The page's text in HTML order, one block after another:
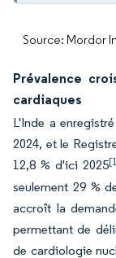
Source: Mordor
Prévalence
cardiaques
L'Inde a
2024, et le
12,8 % d'ici 2025
seulement 29 %
accroît la
permettant de
de cardiologie